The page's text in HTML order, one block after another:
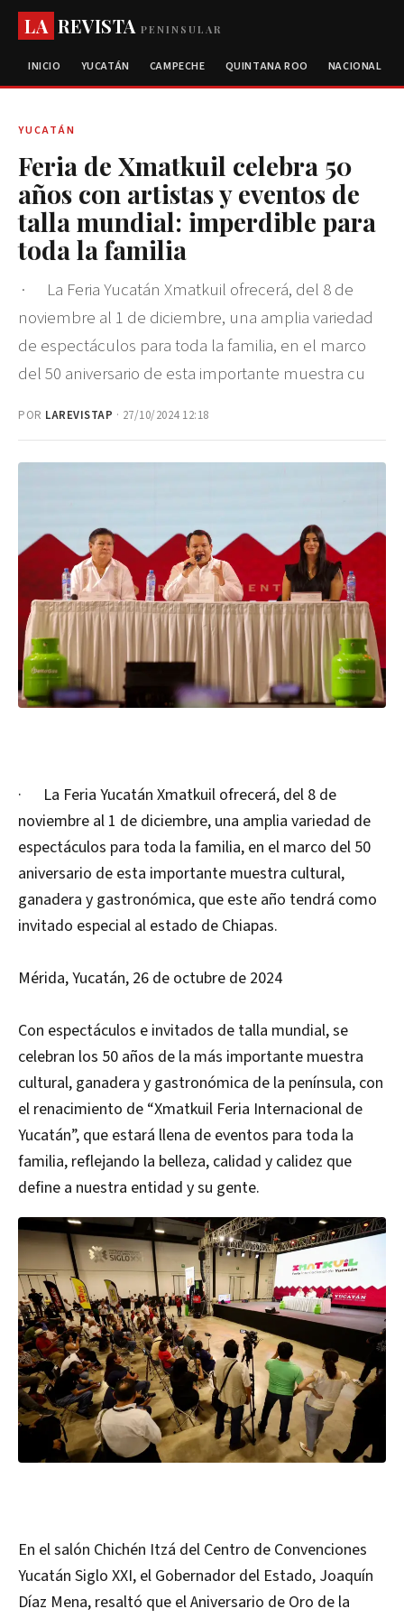
LA REVISTAPENINSULAR
INICIO YUCATÁN CAMPECHE QUINTANA ROO NACIONAL
YUCATÁN
Feria de Xmatkuil celebra 50
años con artistas y eventos de
talla mundial: imperdible para
toda la familia
· La Feria Yucatán Xmatkuil ofrecerá, del 8 de
noviembre al 1 de diciembre, una amplia variedad
de espectáculos para toda la familia, en el marco
del 50 aniversario de esta importante muestra cu
POR LAREVISTAP · 27/10/2024 12:18
· La Feria Yucatán Xmatkuil ofrecerá, del 8 de
noviembre al 1 de diciembre, una amplia variedad de
espectáculos para toda la familia, en el marco del 50
aniversario de esta importante muestra cultural,
ganadera y gastronómica, que este año tendrá como
invitado especial al estado de Chiapas.
Mérida, Yucatán, 26 de octubre de 2024
Con espectáculos e invitados de talla mundial, se
celebran los 50 años de la más importante muestra
cultural, ganadera y gastronómica de la península, con
el renacimiento de “Xmatkuil Feria Internacional de
Yucatán”, que estará llena de eventos para toda la
familia, reflejando la belleza, calidad y calidez que
define a nuestra entidad y su gente.
En el salón Chichén Itzá del Centro de Convenciones
Yucatán Siglo XXI, el Gobernador del Estado, Joaquín
Díaz Mena, resaltó que el Aniversario de Oro de la